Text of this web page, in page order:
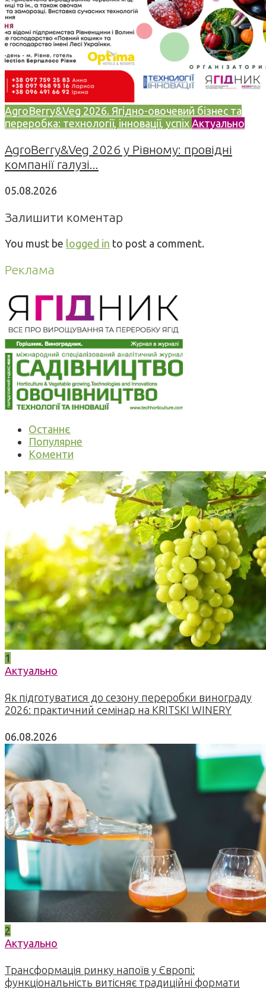
AgroBerry&Veg 2026. Ягідно-овочевий бізнес та
переробка: технології, інновації, успіх Актуально
AgroBerry&Veg 2026 у Рівному: провідні
компанії галузі...
05.08.2026
Залишити коментар
You must be logged in to post a comment.
Реклама
Останнє
Популярне
Коменти
1
Актуально
Як підготуватися до сезону переробки винограду
2026: практичний семінар на KRITSKI WINERY
06.08.2026
2
Актуально
Трансформація ринку напоїв у Європі:
функціональність витісняє традиційні формати